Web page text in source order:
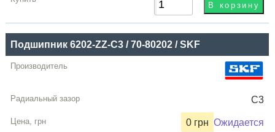
Подшипник 6202-ZZ-C3 / 70-80202 / SKF
C3
0 грн Ожидается